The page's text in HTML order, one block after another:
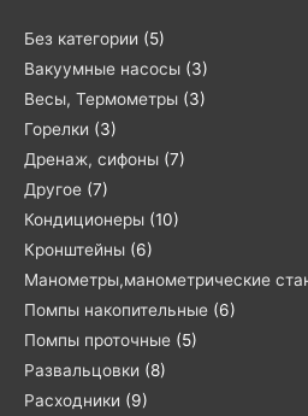
Без категории (5)
Вакуумные насосы (3)
Весы, Термометры (3)
Горелки (3)
Дренаж, сифоны (7)
Другое (7)
Кондиционеры (10)
Кронштейны (6)
Манометры,манометрические
Помпы накопительные (6)
Помпы проточные (5)
Развальцовки (8)
Расходники (9)